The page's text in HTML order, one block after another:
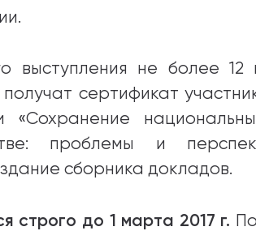
выступления не более 12
сертификат
«Сохранение
проблемы и
сборника докладов.
строго до 1 марта 2017 г.